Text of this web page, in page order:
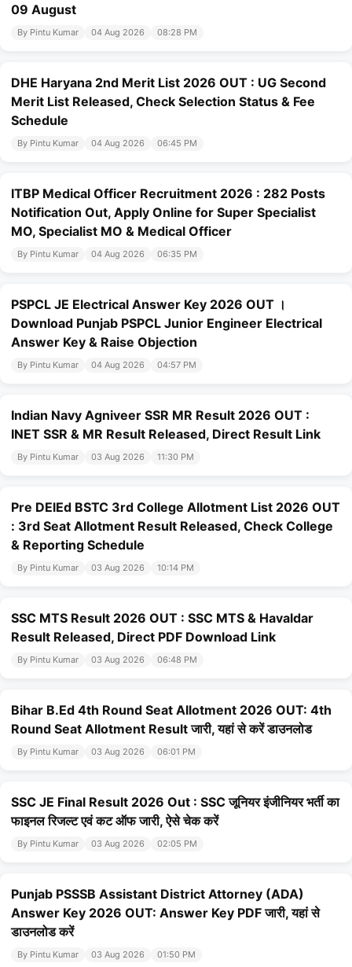
09 August
By Pintu Kumar 04 Aug 2026 08:28 PM
DHE Haryana 2nd Merit List 2026 OUT : UG Second
Merit List Released, Check Selection Status & Fee
Schedule
By Pintu Kumar 04 Aug 2026 06:45 PM
ITBP Medical Officer Recruitment 2026 : 282 Posts
Notification Out, Apply Online for Super Specialist
MO, Specialist MO & Medical Officer
By Pintu Kumar 04 Aug 2026 06:35 PM
PSPCL JE Electrical Answer Key 2026 OUT ।
Download Punjab PSPCL Junior Engineer Electrical
Answer Key & Raise Objection
By Pintu Kumar 04 Aug 2026 04:57 PM
Indian Navy Agniveer SSR MR Result 2026 OUT :
INET SSR & MR Result Released, Direct Result Link
By Pintu Kumar 03 Aug 2026 11:30 PM
Pre DElEd BSTC 3rd College Allotment List 2026 OUT
: 3rd Seat Allotment Result Released, Check College
& Reporting Schedule
By Pintu Kumar 03 Aug 2026 10:14 PM
SSC MTS Result 2026 OUT : SSC MTS & Havaldar
Result Released, Direct PDF Download Link
By Pintu Kumar 03 Aug 2026 06:48 PM
Bihar B.Ed 4th Round Seat Allotment 2026 OUT: 4th
Round Seat Allotment Result जारी, यहां से करें डाउनलोड
By Pintu Kumar 03 Aug 2026 06:01 PM
SSC JE Final Result 2026 Out : SSC जूनियर इंजीनियर भर्ती का
फाइनल रिजल्ट एवं कट ऑफ जारी, ऐसे चेक करें
By Pintu Kumar 03 Aug 2026 02:05 PM
Punjab PSSSB Assistant District Attorney (ADA)
Answer Key 2026 OUT: Answer Key PDF जारी, यहां से
डाउनलोड करें
By Pintu Kumar 03 Aug 2026 01:50 PM